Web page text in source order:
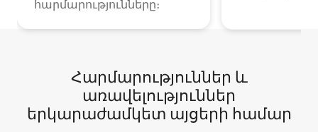
հարմարությունները։
Հարմարություններ և
առավելություններ
երկարաժամկետ այցերի համար